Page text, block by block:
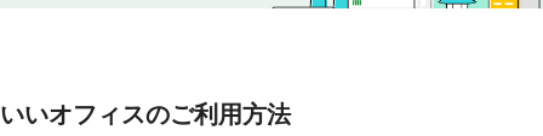
いいオフィスのご利用方法